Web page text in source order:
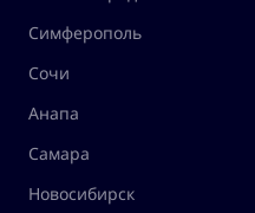
Симферополь
Сочи
Анапа
Самара
Новосибирск